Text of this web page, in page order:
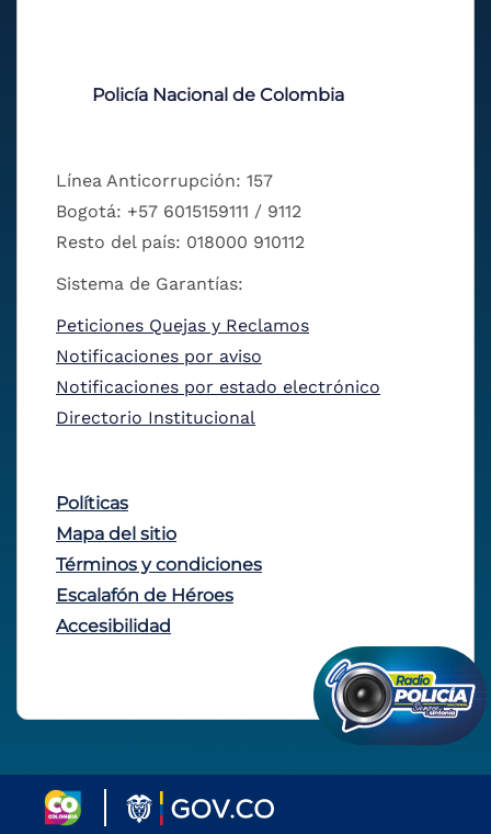
Policía Nacional de Colombia
Línea Anticorrupción: 157
Bogotá: +57 6015159111 / 9112
Resto del país: 018000 910112
Sistema de Garantías:
Peticiones Quejas y Reclamos
Notificaciones por aviso
Notificaciones por estado electrónico
Directorio Institucional
Políticas
Mapa del sitio
Términos y condiciones
Escalafón de Héroes
Accesibilidad